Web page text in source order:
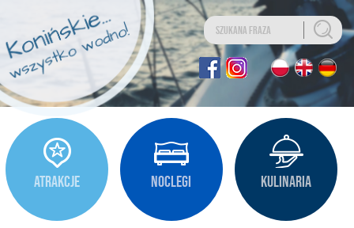
Uwaga:
Ta
strona
internetowa
zawiera
system
ułatwień
dostępu.
ATRAKCJE NOCLEGI KULINARIA